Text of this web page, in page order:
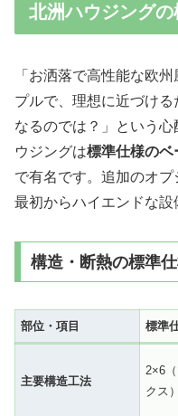
北洲ハウジング
「お洒落で高性能な欧
プルで、理想に近づけ
なるのでは？」という
ウジングは標準仕様のベ
で有名です。追加のオプ
最初からハイエンドな設
構造・断熱の標準
部位・項目 標準
主要構造工法
2×6
クス